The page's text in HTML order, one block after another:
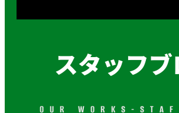
スタッフ
OUR WORKS-